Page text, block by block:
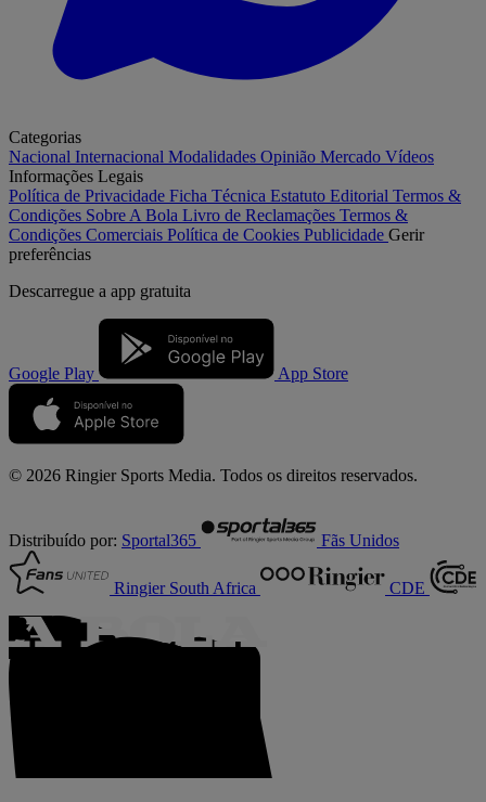
Categorias
Nacional Internacional Modalidades Opinião Mercado Vídeos
Informações Legais
Política de Privacidade Ficha Técnica Estatuto Editorial Termos &
Condições Sobre A Bola Livro de Reclamações Termos &
Condições Comerciais Política de Cookies Publicidade Gerir
preferências
Descarregue a app gratuita
Google Play App Store
© 2026 Ringier Sports Media. Todos os direitos reservados.
Distribuído por: Sportal365 Fãs Unidos
Ringier South Africa CDE